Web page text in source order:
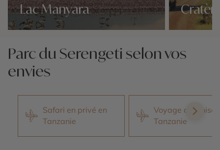
Lac Manyara
Parc du Serengeti selon vos
envies
Safari en privé en
Tanzanie
Voyage organisé
Tanzanie